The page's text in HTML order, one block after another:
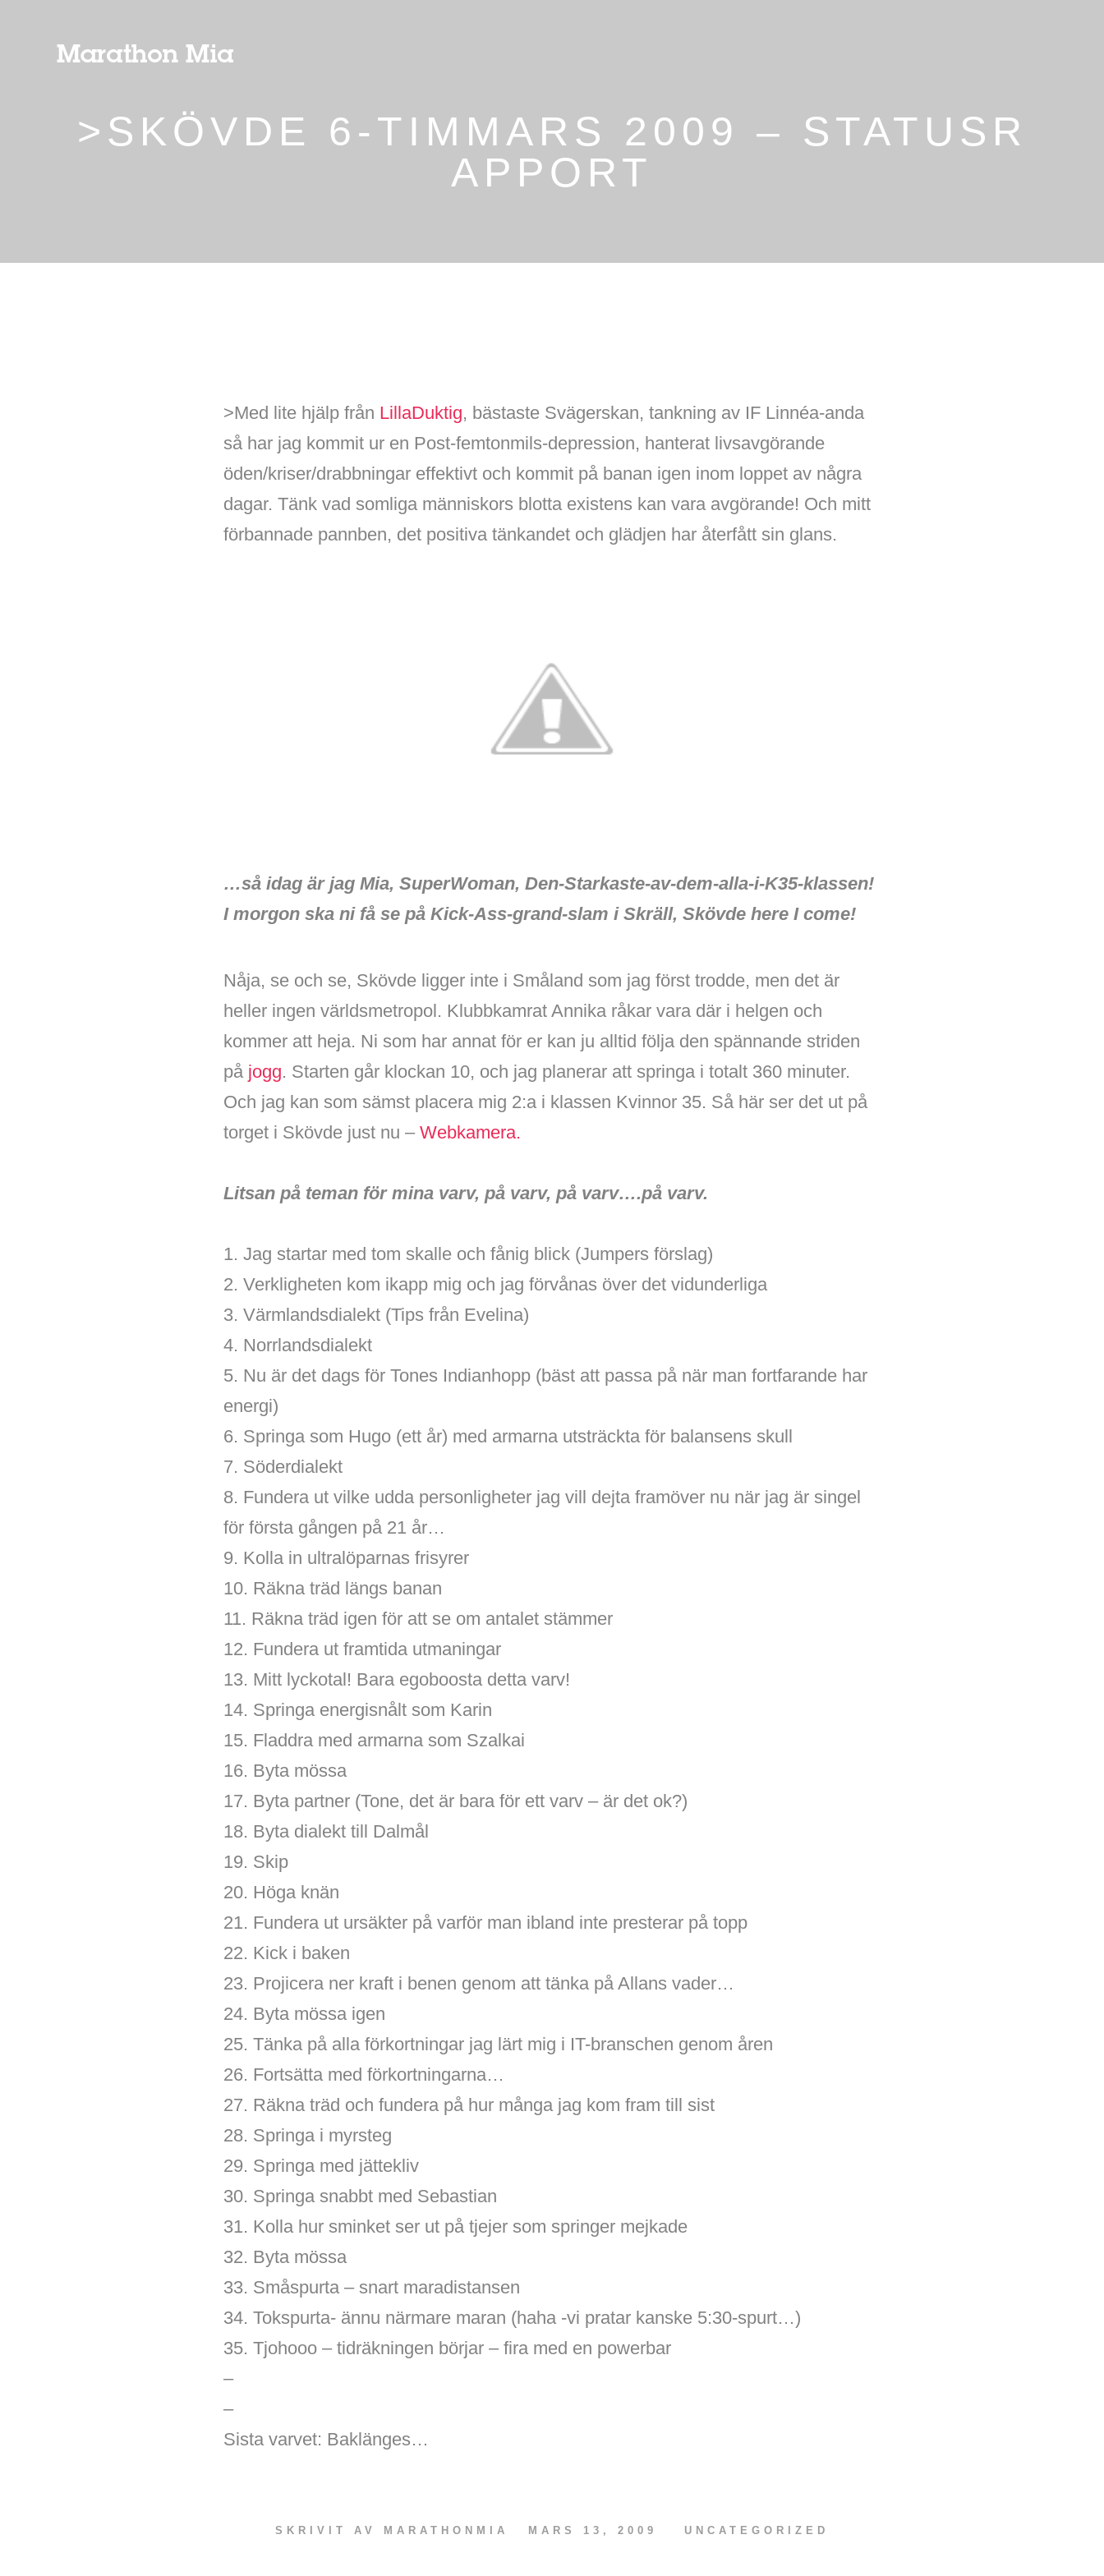
>SKÖVDE 6-TIMMARS 2009 – STATUSR
APPORT
>Med lite hjälp från LillaDuktig, bästaste Svägerskan, tankning av IF Linnéa-anda
så har jag kommit ur en Post-femtonmils-depression, hanterat livsavgörande
öden/kriser/drabbningar effektivt och kommit på banan igen inom loppet av några
dagar. Tänk vad somliga människors blotta existens kan vara avgörande! Och mitt
förbannade pannben, det positiva tänkandet och glädjen har återfått sin glans.
…så idag är jag Mia, SuperWoman, Den-Starkaste-av-dem-alla-i-K35-klassen!
I morgon ska ni få se på Kick-Ass-grand-slam i Skräll, Skövde here I come!
Nåja, se och se, Skövde ligger inte i Småland som jag först trodde, men det är
heller ingen världsmetropol. Klubbkamrat Annika råkar vara där i helgen och
kommer att heja. Ni som har annat för er kan ju alltid följa den spännande striden
på jogg. Starten går klockan 10, och jag planerar att springa i totalt 360 minuter.
Och jag kan som sämst placera mig 2:a i klassen Kvinnor 35. Så här ser det ut på
torget i Skövde just nu – Webkamera.
Litsan på teman för mina varv, på varv, på varv….på varv.
1. Jag startar med tom skalle och fånig blick (Jumpers förslag)
2. Verkligheten kom ikapp mig och jag förvånas över det vidunderliga
3. Värmlandsdialekt (Tips från Evelina)
4. Norrlandsdialekt
5. Nu är det dags för Tones Indianhopp (bäst att passa på när man fortfarande har
energi)
6. Springa som Hugo (ett år) med armarna utsträckta för balansens skull
7. Söderdialekt
8. Fundera ut vilke udda personligheter jag vill dejta framöver nu när jag är singel
för första gången på 21 år…
9. Kolla in ultralöparnas frisyrer
10. Räkna träd längs banan
11. Räkna träd igen för att se om antalet stämmer
12. Fundera ut framtida utmaningar
13. Mitt lyckotal! Bara egoboosta detta varv!
14. Springa energisnålt som Karin
15. Fladdra med armarna som Szalkai
16. Byta mössa
17. Byta partner (Tone, det är bara för ett varv – är det ok?)
18. Byta dialekt till Dalmål
19. Skip
20. Höga knän
21. Fundera ut ursäkter på varför man ibland inte presterar på topp
22. Kick i baken
23. Projicera ner kraft i benen genom att tänka på Allans vader…
24. Byta mössa igen
25. Tänka på alla förkortningar jag lärt mig i IT-branschen genom åren
26. Fortsätta med förkortningarna…
27. Räkna träd och fundera på hur många jag kom fram till sist
28. Springa i myrsteg
29. Springa med jättekliv
30. Springa snabbt med Sebastian
31. Kolla hur sminket ser ut på tjejer som springer mejkade
32. Byta mössa
33. Småspurta – snart maradistansen
34. Tokspurta- ännu närmare maran (haha -vi pratar kanske 5:30-spurt…)
35. Tjohooo – tidräkningen börjar – fira med en powerbar
–
–
Sista varvet: Baklänges…
SKRIVIT AV MARATHONMIA MARS 13, 2009 UNCATEGORIZED